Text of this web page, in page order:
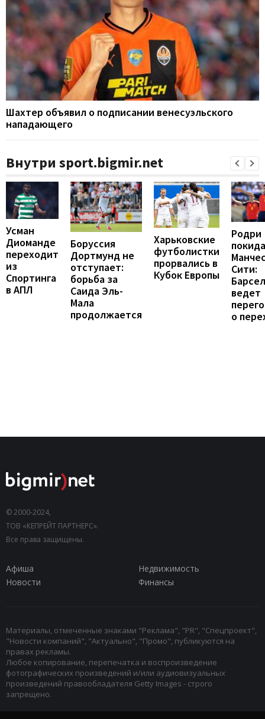
Шахтер объявил о подписании венесуэльского
нападающего
Внутри sport.bigmir.net
Усман
Диоманде
переходит
из
Спортинга
в АПЛ
Боруссия
Дортмунд не
отступает:
борьба за
Саида Эль-
Мала
продолжается
Харьковские
футболистки
прорвались в
Кубок Европы
Родри
Сити:
ведет
о
© 2000-2024,
ТОВ «КЕПРЕЙТ ПАРТНЕРС».
Все права защищены.
Афиша
Недвижимость
Новости
Финансы
Материалы, отмеченные знаками "Реклама", "PR", "Спецпроект",
"Новости компаний", "Актуально", "Промо", публикуются на
правах рекламы.
Любое копирование, перепечатка и воспроизведение
фотографических произведений и/или аудиовизуальных
произведений правообладателя Getty Images - строго
запрещено.